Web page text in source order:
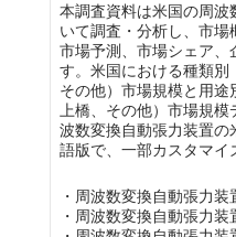
本調査資料は米国の周波
いて調査・分析し、市場
市場予測、市場シェア、
す。米国における種類別
その他）市場規模と用
上橋、その他）市場規
波数変換自動張力装置
語版で、一部カスタマイ
・周波数変換自動張力
・周波数変換自動張力